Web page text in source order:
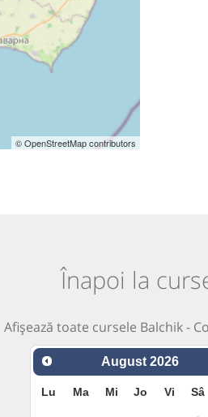
© OpenStreetMap contributors
Înapoi la
Afișează toate cursele Balchik -
August 2026
Lu Ma Mi Jo Vi Sâ